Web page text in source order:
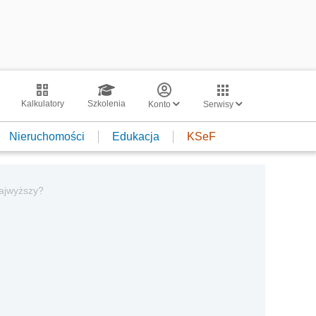
Kalkulatory Szkolenia Konto Serwisy
Nieruchomości Edukacja KSeF